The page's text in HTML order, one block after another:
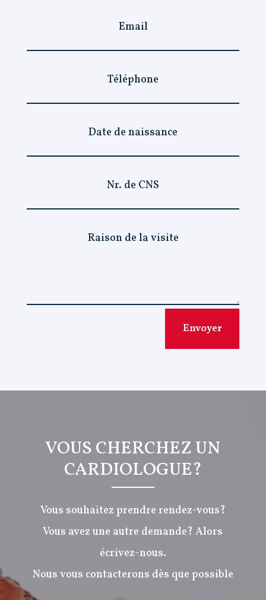
Envoyer
VOUS CHERCHEZ UN
CARDIOLOGUE?
Vous souhaitez prendre rendez-vous?
Vous avez une autre demande? Alors
écrivez-nous.
Nous vous contacterons dès que possible